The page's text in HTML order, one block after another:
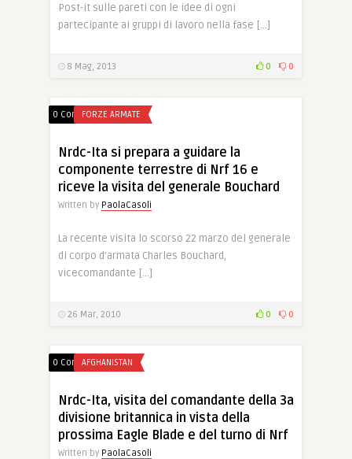
Post-it sulle pareti con le idee di ogni
partecipante ai gruppi di lavoro nella fase […]
8 Mag, 2013 0 0
0 CommentsFORZE ARMATE
Nrdc-Ita si prepara a guidare la
componente terrestre di Nrf 16 e
riceve la visita del generale Bouchard
Written by PaolaCasoli
La recente visita lo scorso 22 marzo del generale
di corpo d’armata Charles Bouchard,
vicecomandante […]
26 Mar, 2010 0 0
0 CommentsAFGHANISTAN
Nrdc-Ita, visita del comandante della 3a
divisione britannica in vista della
prossima Eagle Blade e del turno di Nrf
Written by PaolaCasoli